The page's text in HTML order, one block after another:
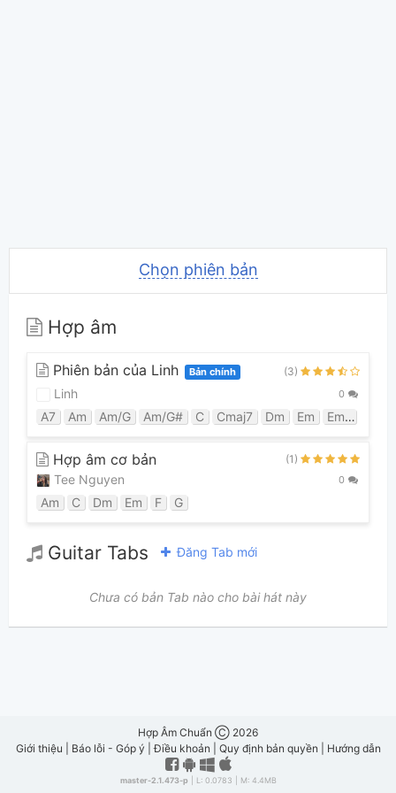
Chọn phiên bản
Hợp âm
Phiên bản của Linh Bản chính (3)
Linh 0
A7 Am Am/G Am/G# C Cmaj7 Dm Em Em7
Hợp âm cơ bản (1)
Tee Nguyen 0
Am C Dm Em F G
Guitar Tabs Đăng Tab mới
Chưa có bản Tab nào cho bài hát này
Hợp Âm Chuẩn Ⓒ 2026
Giới thiệu
Báo lỗi - Góp ý |Điều khoản Quy định bản quyền Hướng dẫn
master-2.1.473-p | L: 0.0783 | M: 4.4MB